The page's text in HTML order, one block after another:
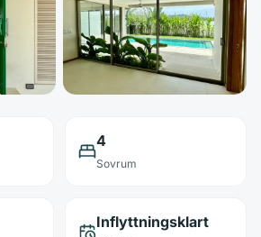
4
Sovrum
Inflyttningsklart